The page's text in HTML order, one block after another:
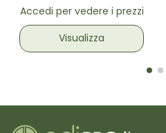
Spazzola
volumizzante per
asciugatura Verde
Acqua
Accedi per vedere i prezzi
Visualizza